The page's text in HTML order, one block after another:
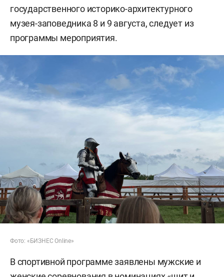
государственного историко-архитектурного
музея-заповедника 8 и 9 августа, следует из
программы мероприятия.
Фото: «БИЗНЕС Online»
В спортивной программе заявлены мужские и